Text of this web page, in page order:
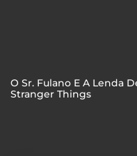
O Sr. Fulano E A Lenda
Stranger Things